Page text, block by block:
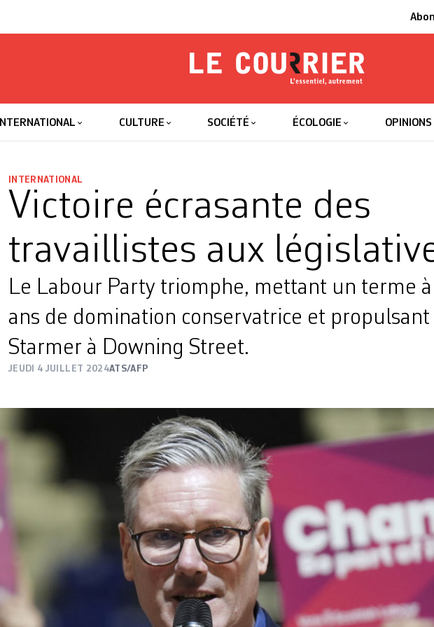
Le Courrier
INTERNATIONAL CULTURE SOCIÉTÉ ÉCOLOGIE OPINIONS
INTERNATIONAL
Victoire écrasante des
travaillistes aux
Le Labour Party triomphe, mettant un terme
ans de domination conservatrice et propulsant
Starmer à Downing Street.
JEUDI 4 JUILLET 2024ATS/AFP